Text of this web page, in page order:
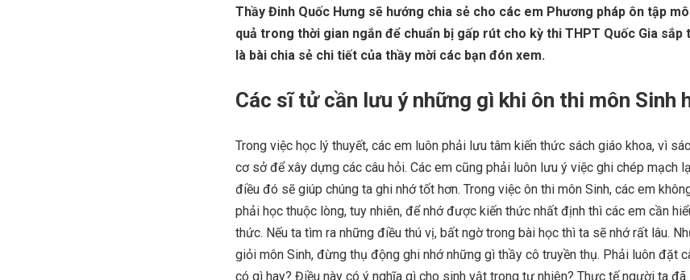
Thầy Đinh Quốc Hưng sẽ hướng chia sẻ cho các em Phương pháp ôn tập
quả trong thời gian ngắn để chuẩn bị gấp rút cho kỳ thi THPT Quốc Gia sắp
là bài chia sẻ chi tiết của thầy mời các bạn đón xem.
Các sĩ tử cần lưu ý những gì khi ôn thi môn Sinh
Trong việc học lý thuyết, các em luôn phải lưu tâm kiến thức sách giáo khoa, vì
cơ sở để xây dựng các câu hỏi. Các em cũng phải luôn lưu ý việc ghi chép mạch
điều đó sẽ giúp chúng ta ghi nhớ tốt hơn. Trong việc ôn thi môn Sinh, các em
phải học thuộc lòng, tuy nhiên, để nhớ được kiến thức nhất định thì các em cần
thức. Nếu ta tìm ra những điều thú vị, bất ngờ trong bài học thì ta sẽ nhớ rất lâu.
giỏi môn Sinh, đừng thụ động ghi nhớ những gì thầy cô truyền thụ. Phải luôn đặt
có gì hay? Điều này có ý nghĩa gì cho sinh vật trong tự nhiên? Thực tế người ta